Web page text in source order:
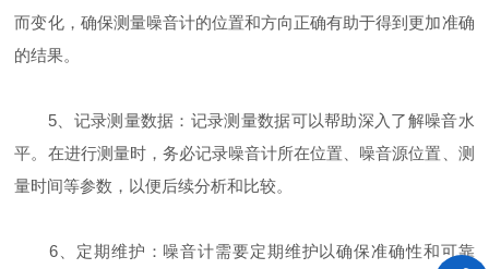
而变化，确保测量噪音计的位置和方向正确有助于得到更加准确
的结果。
5、记录测量数据：记录测量数据可以帮助深入了解噪音水
平。在进行测量时，务必记录噪音计所在位置、噪音源位置、测
量时间等参数，以便后续分析和比较。
6、定期维护：噪音计需要定期维护以确保准确性和可靠